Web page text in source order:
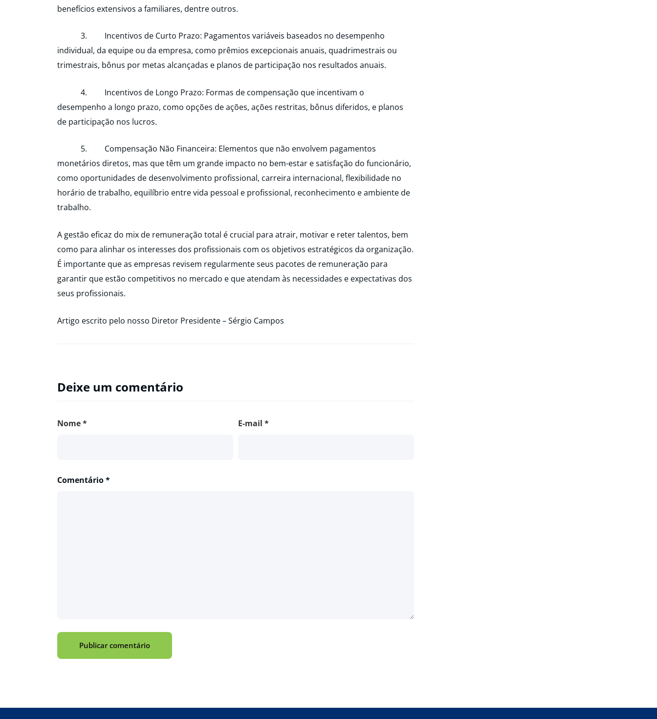
benefícios extensivos a familiares, dentre outros.
3. Incentivos de Curto Prazo: Pagamentos variáveis baseados no desempenho
individual, da equipe ou da empresa, como prêmios excepcionais anuais, quadrimestrais ou
trimestrais, bônus por metas alcançadas e planos de participação nos resultados anuais.
4. Incentivos de Longo Prazo: Formas de compensação que incentivam o
desempenho a longo prazo, como opções de ações, ações restritas, bônus diferidos, e planos
de participação nos lucros.
5. Compensação Não Financeira: Elementos que não envolvem pagamentos
monetários diretos, mas que têm um grande impacto no bem-estar e satisfação do funcionário,
como oportunidades de desenvolvimento profissional, carreira internacional, flexibilidade no
horário de trabalho, equilíbrio entre vida pessoal e profissional, reconhecimento e ambiente de
trabalho.
A gestão eficaz do mix de remuneração total é crucial para atrair, motivar e reter talentos, bem
como para alinhar os interesses dos profissionais com os objetivos estratégicos da organização.
É importante que as empresas revisem regularmente seus pacotes de remuneração para
garantir que estão competitivos no mercado e que atendam às necessidades e expectativas dos
seus profissionais.
Artigo escrito pelo nosso Diretor Presidente – Sérgio Campos
Deixe um comentário
Nome* E-mail *
Comentário*